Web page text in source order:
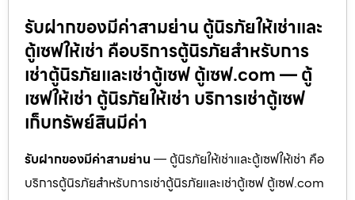
รับฝากของมีค่าสามย่าน ตู้นิรภัยให้เช่าและ
ตู้เซฟให้เช่า คือบริการตู้นิรภัยสำหรับการ
เช่าตู้นิรภัยและเช่าตู้เซฟ ตู้เซฟ.com — ตู้
เซฟให้เช่า ตู้นิรภัยให้เช่า บริการเช่าตู้เซฟ
เก็บทรัพย์สินมีค่า
รับฝากของมีค่าสามย่าน — ตู้นิรภัยให้เช่าและตู้เซฟให้เช่า คือ
บริการตู้นิรภัยสำหรับการเช่าตู้นิรภัยและเช่าตู้เซฟ ตู้เซฟ.com